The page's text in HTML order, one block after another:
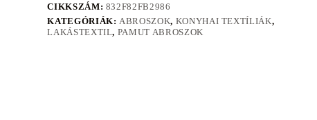
CIKKSZÁM: 832F82FB2986
KATEGÓRIÁK: ABROSZOK, KONYHAI TEXTÍLIÁK,
LAKÁSTEXTIL, PAMUT ABROSZOK